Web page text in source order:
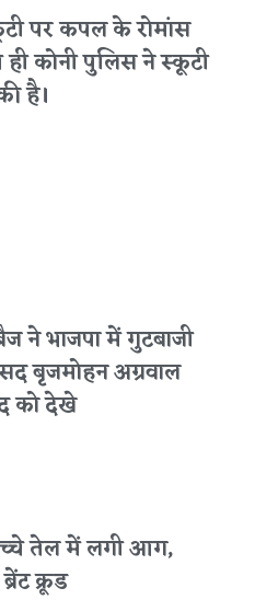
पर कपल के रोमांस
ही कोनी पुलिस ने स्कूटी
है।
ने भाजपा में गुटबाजी
बृजमोहन अग्रवाल
को देखे
तेल में लगी आग,
क्रूड